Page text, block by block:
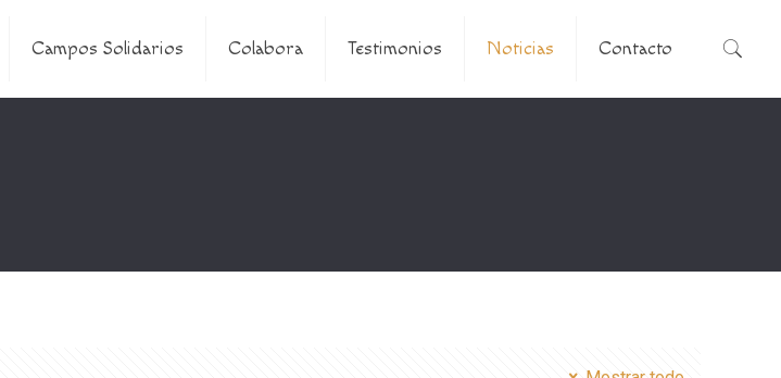
Campos Solidarios Colabora Testimonios Noticias Contacto